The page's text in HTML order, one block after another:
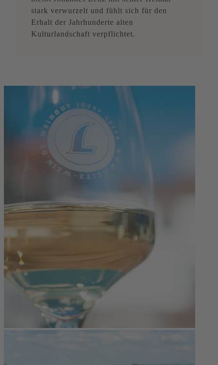
stark verwurzelt und fühlt sich für den
Erhalt der Jahrhunderte alten
Kulturlandschaft verpflichtet.